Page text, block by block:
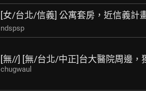
[女/台北/信義] 公寓套房，近信義計
ndspsp
[無//] [無/台北/中正]台大醫院周邊，
chugwaul